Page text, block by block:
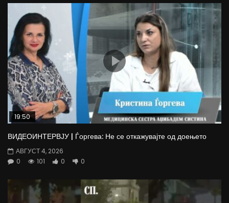
19:50
ВИДЕОИНТЕРВЈУ | Ѓоргева: Не се откажувајте од доењето
АВГУСТ 4, 2026
0
101 0 0